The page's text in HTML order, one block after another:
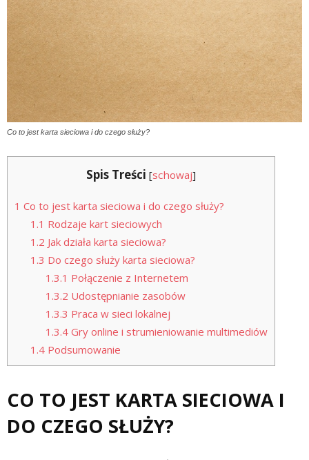
Co to jest karta sieciowa i do czego służy?
Spis Treści [schowaj]
1 Co to jest karta sieciowa i do czego służy?
1.1 Rodzaje kart sieciowych
1.2 Jak działa karta sieciowa?
1.3 Do czego służy karta sieciowa?
1.3.1 Połączenie z Internetem
1.3.2 Udostępnianie zasobów
1.3.3 Praca w sieci lokalnej
1.3.4 Gry online i strumieniowanie multimediów
1.4Podsumowanie
CO TO JEST KARTA SIECIOWA I
DO CZEGO SŁUŻY?